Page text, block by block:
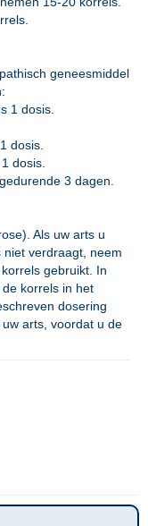
geneesmiddel
1 dosis.
dosis.
dosis.
3 dagen.
Als uw arts u
verdraagt, neem
gebruikt. In
korrels in het
dosering
arts, voordat u de